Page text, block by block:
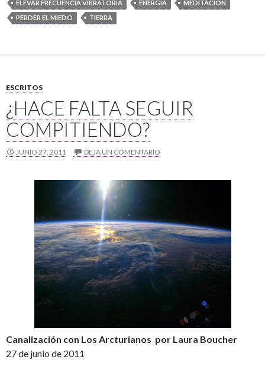
ELEVAR FRECUENCIA VIBRATORIA ENERGÍA
MEDITACION
PERDER EL MIEDO
TIERRA
ESCRITOS
¿HACE FALTA SEGUIR
COMPITIENDO?
JUNIO 27, 2011 DEJA UN COMENTARIO
Canalización con Los Arcturianos por Laura Boucher
27 de junio de 2011